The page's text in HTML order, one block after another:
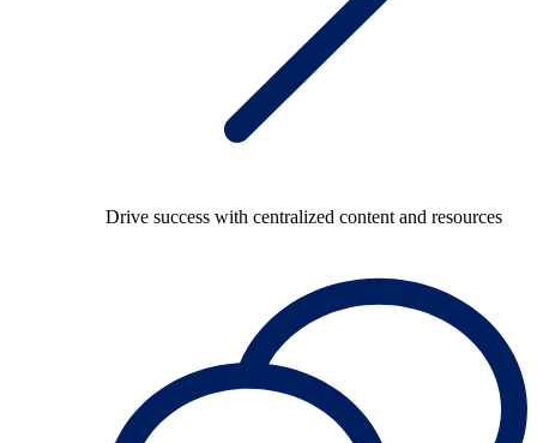
Drive success with centralized content and resources